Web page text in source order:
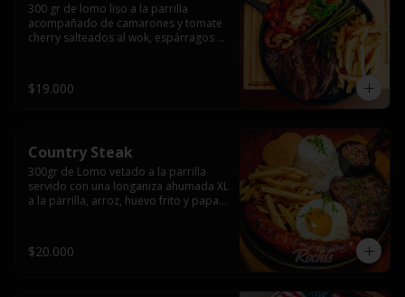
300 gr de lomo liso a la parrilla
acompañado de camarones y tomate
cherry salteados al wok, espárragos
$19.000
Country Steak
300gr de Lomo vetado a la parrilla
servido con una longaniza ahumada XL
a la parrilla, arroz, huevo frito y papas
$20.000